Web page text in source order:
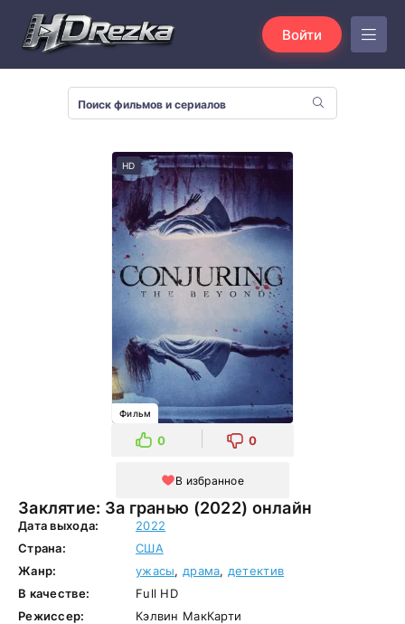
Войти
Заклятие: За гранью (2022) онлайн
HD
Фильм
0 0
В избранное
Дата выхода:
2022
Страна:
США
Жанр:
ужасы, драма, детектив
В качестве:
Full HD
Режиссер:
Кэлвин МакКарти